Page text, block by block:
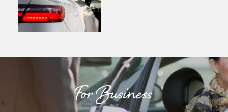
For Business